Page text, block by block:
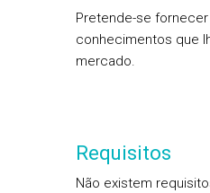
Pretende-se
conhecimentos que
mercado.
Requisitos
Não existem